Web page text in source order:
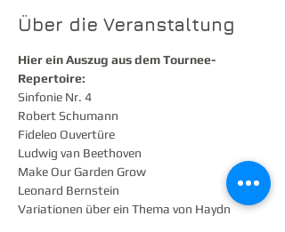
Über die Veranstaltung
Hier ein Auszug aus dem Tournee-
Repertoire:
Sinfonie Nr. 4
Robert Schumann
Fideleo Ouvertüre
Ludwig van Beethoven
Make Our Garden Grow
Leonard Bernstein
Variationen über ein Thema von Haydn